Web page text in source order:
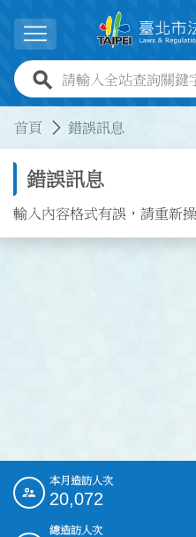
展開選單
全站查詢關鍵字欄位
首頁 錯誤訊息
錯誤訊息
輸入內容格式有誤，請重新操
::: 本月造訪人次
20,072
總造訪人次